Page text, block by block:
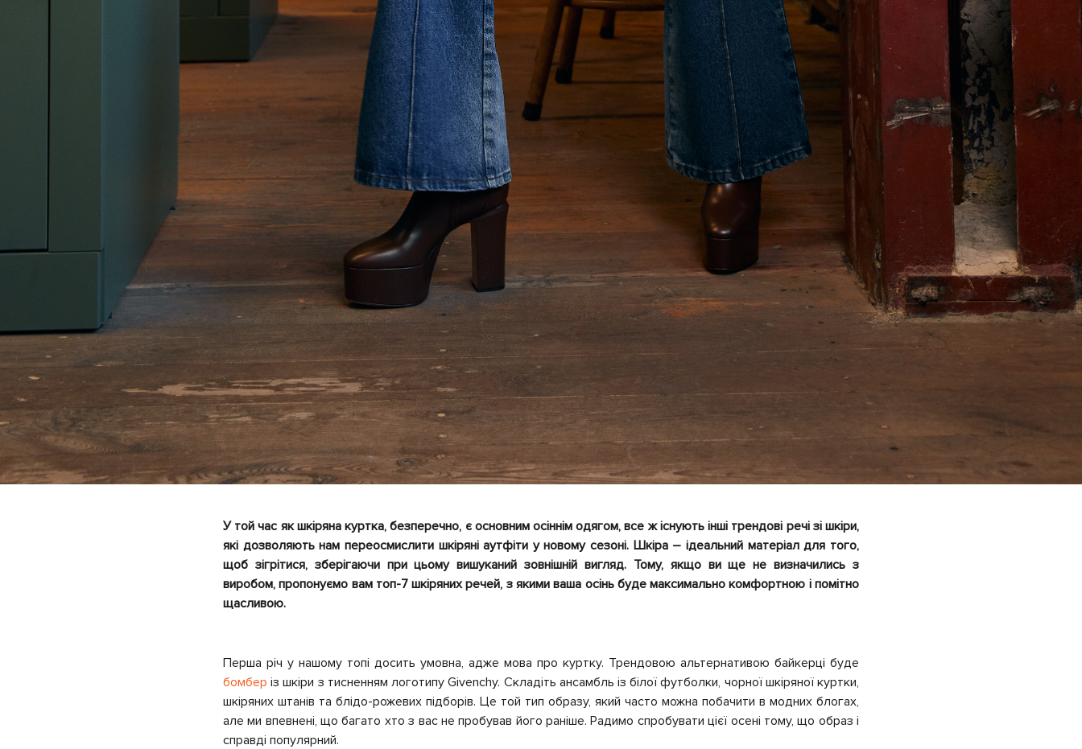
У той час як шкіряна куртка, безперечно, є основним осіннім одягом, все ж існують інші трендові речі зі шкіри,
які дозволяють нам переосмислити шкіряні аутфіти у новому сезоні. Шкіра – ідеальний матеріал для того,
щоб зігрітися, зберігаючи при цьому вишуканий зовнішній вигляд. Тому, якщо ви ще не визначились з
виробом, пропонуємо вам топ-7 шкіряних речей, з якими ваша осінь буде максимально комфортною і помітно
щасливою.
Перша річ у нашому топі досить умовна, адже мова про куртку. Трендовою альтернативою байкерці буде
бомбер із шкіри з тисненням логотипу Givenchy. Складіть ансамбль із білої футболки, чорної шкіряної куртки,
шкіряних штанів та блідо-рожевих підборів. Це той тип образу, який часто можна побачити в модних блогах,
але ми впевнені, що багато хто з вас не пробував його раніше. Радимо спробувати цієї осені тому, що образ і
справді популярний.